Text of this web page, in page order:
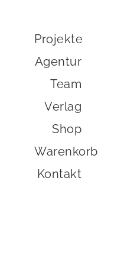
Projekte
Agentur
Team
Verlag
Shop
Warenkorb
Kontakt